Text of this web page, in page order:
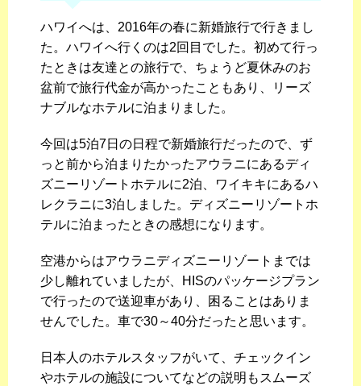
ハワイへは、2016年の春に新婚旅行で行きまし
た。ハワイへ行くのは2回目でした。初めて行っ
たときは友達との旅行で、ちょうど夏休みのお
盆前で旅行代金が高かったこともあり、リーズ
ナブルなホテルに泊まりました。
今回は5泊7日の日程で新婚旅行だったので、ず
っと前から泊まりたかったアウラニにあるディ
ズニーリゾートホテルに2泊、ワイキキにあるハ
レクラニに3泊しました。ディズニーリゾートホ
テルに泊まったときの感想になります。
空港からはアウラニディズニーリゾートまでは
少し離れていましたが、HISのパッケージプラン
で行ったので送迎車があり、困ることはありま
せんでした。車で30～40分だったと思います。
日本人のホテルスタッフがいて、チェックイン
やホテルの施設についてなどの説明もスムーズ